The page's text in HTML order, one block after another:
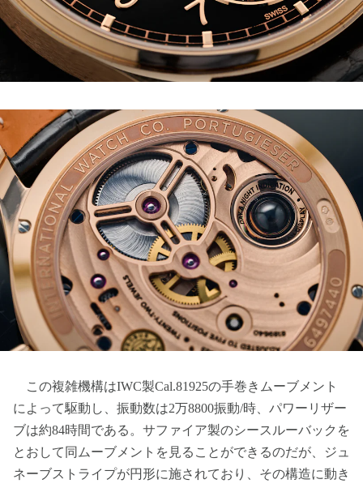
この複雑機構はIWC製Cal.81925の手巻きムーブメント
によって駆動し、振動数は2万8800振動/時、パワーリザー
ブは約84時間である。サファイア製のシースルーバックを
とおして同ムーブメントを見ることができるのだが、ジュ
ネーブストライプが円形に施されており、その構造に動き